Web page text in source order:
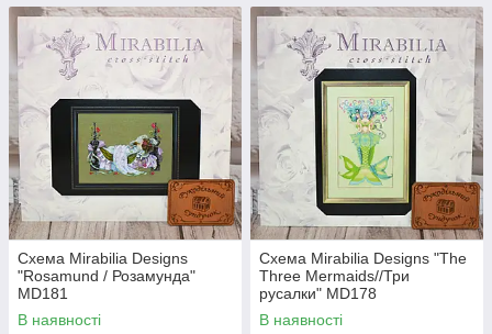
Схема Mirabilia Designs
"Rosamund / Розамунда"
MD181
В наявності
Схема Mirabilia Designs "The
Three Mermaids//Три
русалки" MD178
В наявності